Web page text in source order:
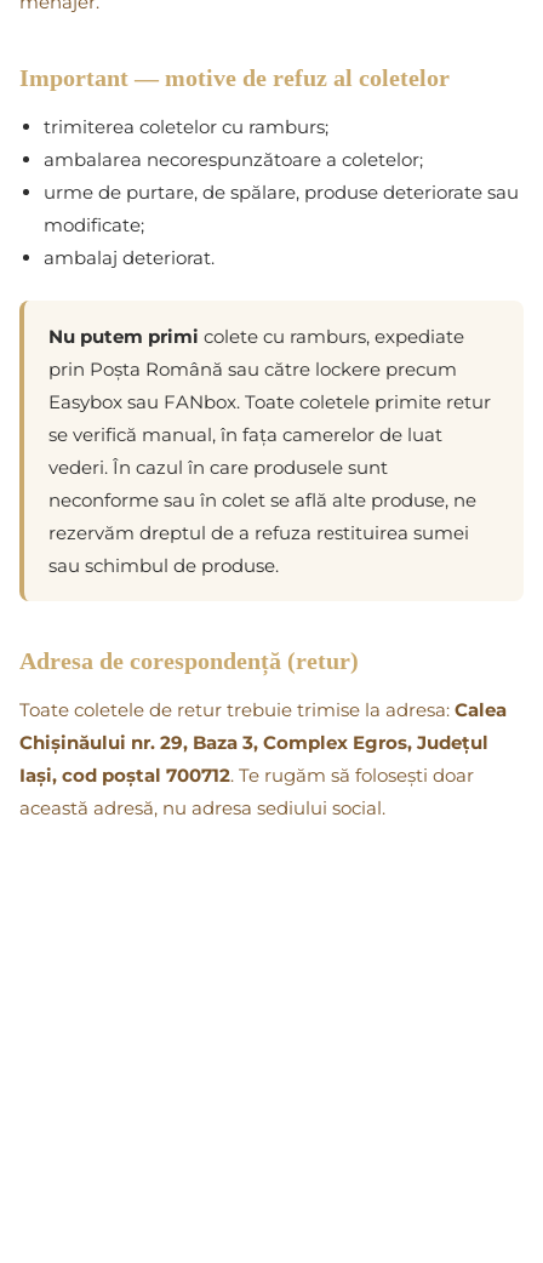
Important — motive de refuz al coletelor
trimiterea coletelor cu ramburs;
ambalarea necorespunzătoare a coletelor;
urme de purtare, de spălare, produse deteriorate sau
modificate;
ambalaj deteriorat.
Nu putem primi colete cu ramburs, expediate
prin Poșta Română sau către lockere precum
Easybox sau FANbox. Toate coletele primite retur
se verifică manual, în fața camerelor de luat
vederi. În cazul în care produsele sunt
neconforme sau în colet se află alte produse, ne
rezervăm dreptul de a refuza restituirea sumei
sau schimbul de produse.
Adresa de corespondență (retur)
Toate coletele de retur trebuie trimise la adresa: Calea
Chișinăului nr. 29, Baza 3, Complex Egros, Județul
Iași, cod poștal 700712. Te rugăm să folosești doar
această adresă, nu adresa sediului social.